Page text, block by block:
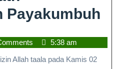
Payakumbuh
5:38 am
Allah taala pada Kamis 02